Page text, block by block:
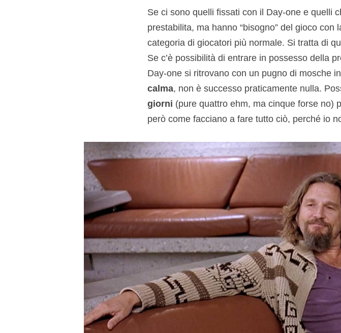
Se ci sono quelli fissati con il Day-one e quelli
prestabilita, ma hanno “bisogno” del gioco
categoria di giocatori più normale. Si tratta di
Se c’è possibilità di entrare in possesso della
Day-one si ritrovano con un pugno di mosche
calma, non è successo praticamente nulla.
giorni (pure quattro ehm, ma cinque forse no)
però come facciano a fare tutto ciò, perché io